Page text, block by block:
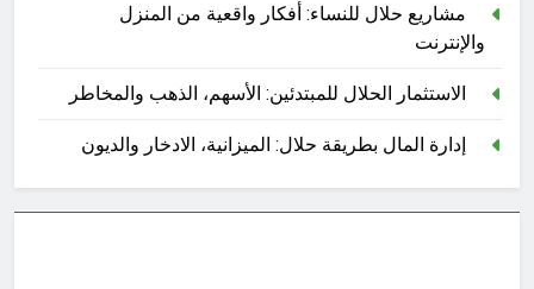
مشاريع حلال للنساء: أفكار واقعية من المنزل
والإنترنت
الاستثمار الحلال للمبتدئين: الأسهم، الذهب والمخاطر
إدارة المال بطريقة حلال: الميزانية، الادخار والديون